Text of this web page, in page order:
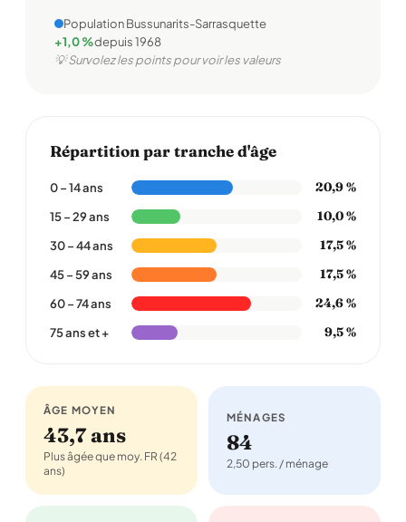
Population Bussunarits-Sarrasquette
+1,0 %depuis 1968
💡 Survolez les points pour voir les valeurs
Répartition par tranche d'âge
0 – 14 ans 20,9 %
15 – 29 ans 10,0 %
30 – 44 ans 17,5 %
45 – 59 ans 17,5 %
60 – 74 ans 24,6 %
75 ans et + 9,5 %
ÂGE MOYEN
43,7 ans
Plus âgée que moy. FR (42
ans)
MÉNAGES
84
2,50 pers. / ménage